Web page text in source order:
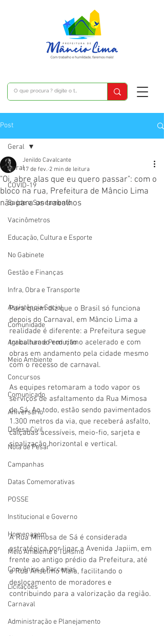
Post
Geral
COVID-19
Saúde e Saneamento
Vacinômetros
Educação, Cultura e Esporte
No Gabinete
Gestão e Finanças
Infra, Obra e Transporte
Assistência Social
Comunidade
Agricultura e Produção
Meio Ambiente
Concursos
Comunicado
Aniversário
Defesa Civil
Nota de Pesar
Campanhas
Datas Comemorativas
POSSE
Institucional e Governo
Homenagem
Meio Ambiente e Turismo
Convênios e Parcerias
Licitações
Carnaval
Administração e Planejamento
Geral
"Oi, abre alas que eu quero passar": com o
bloco na rua, Prefeitura de Mâncio Lima
não para os trabalhos
Jenildo Cavalcante
17 de fev. 2 min de leitura
Para quem diz que o Brasil só funciona
depois do Carnaval, em Mâncio Lima a
realidade é diferente: a Prefeitura segue
trabalhando em ritmo acelerado e com
obras em andamento pela cidade mesmo
com o recesso de carnaval.
As equipes retomaram a todo vapor os
serviços de asfaltamento da Rua Mimosa
de Sá. Ao todo, estão sendo pavimentados
1.300 metros da via, que receberá asfalto,
calçadas acessíveis, meio-fio, sarjeta e
sinalização horizontal e vertical.
A Rua Mimosa de Sá é considerada
estratégica por ligar a Avenida Japiim, em
frente ao antigo prédio da Prefeitura, até
a Rua Anselmo Maia, facilitando o
deslocamento de moradores e
contribuindo para a valorização da região.